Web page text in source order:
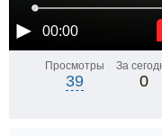
00:00
Просмотры
39
За
0